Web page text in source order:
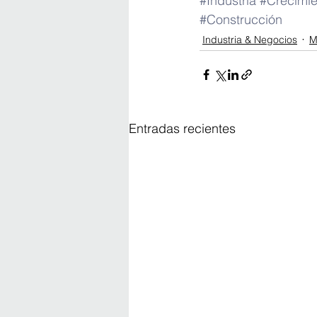
#Construcción
Industria & Negocios
Entradas recientes